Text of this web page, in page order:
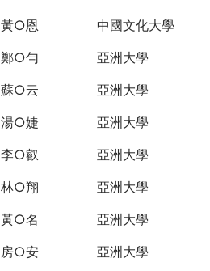
黃○恩 中國文化大學
鄭○勻 亞洲大學
蘇○云 亞洲大學
湯○婕 亞洲大學
李○叡 亞洲大學
林○翔 亞洲大學
黃○名 亞洲大學
房○安 亞洲大學